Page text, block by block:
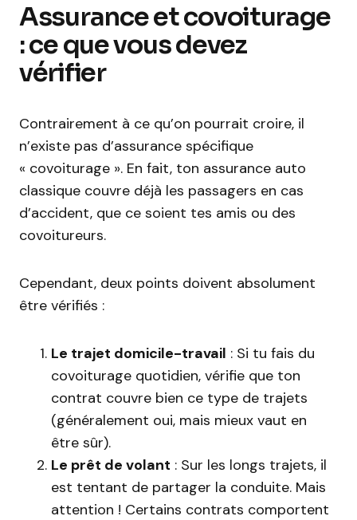
Assurance et covoiturage
: ce que vous devez
vérifier
Contrairement à ce qu’on pourrait croire, il
n’existe pas d’assurance spécifique
« covoiturage ». En fait, ton assurance auto
classique couvre déjà les passagers en cas
d’accident, que ce soient tes amis ou des
covoitureurs.
Cependant, deux points doivent absolument
être vérifiés :
Le trajet domicile-travail : Si tu fais du
covoiturage quotidien, vérifie que ton
contrat couvre bien ce type de trajets
(généralement oui, mais mieux vaut en
être sûr).
Le prêt de volant : Sur les longs trajets, il
est tentant de partager la conduite. Mais
attention ! Certains contrats comportent